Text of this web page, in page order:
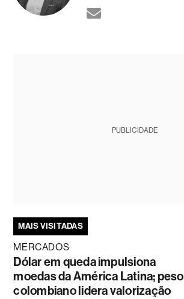
PUBLICIDADE
MAIS VISITADAS
MERCADOS
Dólar em queda impulsiona
moedas da América Latina; peso
colombiano lidera valorização